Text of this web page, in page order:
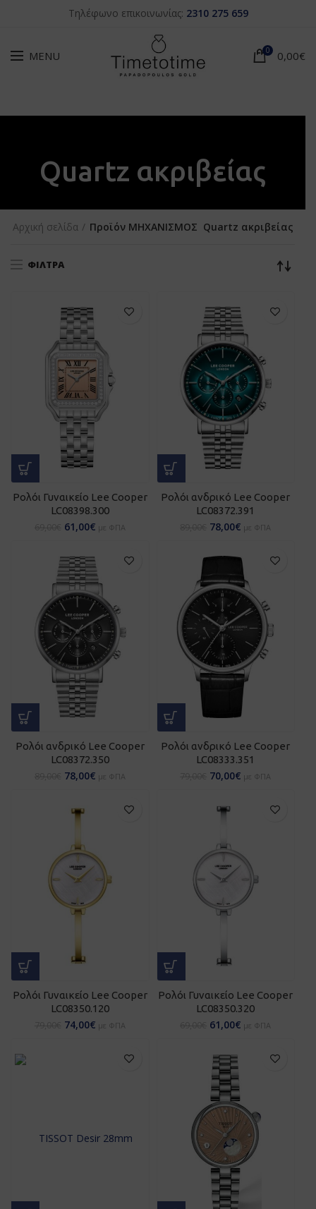
Τηλέφωνο επικοινωνίας: 2310 275 659
MENU 0 0,00€
Quartz ακριβείας
Αρχική σελίδα Προϊόν ΜΗΧΑΝΙΣΜΟΣ Quartz ακριβείας
ΦΊΛΤΡΑ
Ρολόι Γυναικείο Lee Cooper
LC08398.300
61,00€ με ΦΠΑ
Ρολόι ανδρικό Lee Cooper
LC08372.391
78,00€ με ΦΠΑ
Ρολόι ανδρικό Lee Cooper
LC08372.350
78,00€ με ΦΠΑ
Ρολόι ανδρικό Lee Cooper
LC08333.351
70,00€ με ΦΠΑ
Ρολόι Γυναικείο Lee Cooper
LC08350.120
74,00€ με ΦΠΑ
Ρολόι Γυναικείο Lee Cooper
LC08350.320
61,00€ με ΦΠΑ